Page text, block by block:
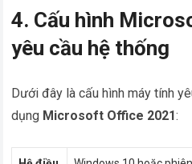
4. Cấu hình
yêu cầu hệ thống
Dưới đây là cấu hình máy tính
dụng Microsoft Office 2021: